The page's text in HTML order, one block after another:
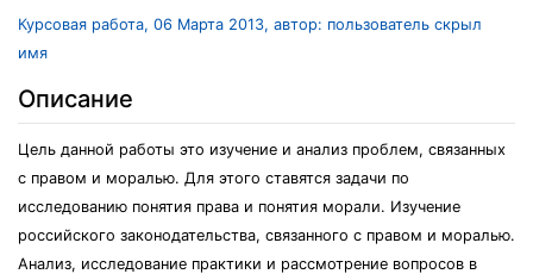
Курсовая работа, 06 Марта 2013, автор: пользователь скрыл
имя
Описание
Цель данной работы это изучение и анализ проблем, связанных
с правом и моралью. Для этого ставятся задачи по
исследованию понятия права и понятия морали. Изучение
российского законодательства, связанного с правом и моралью.
Анализ, исследование практики и рассмотрение вопросов в